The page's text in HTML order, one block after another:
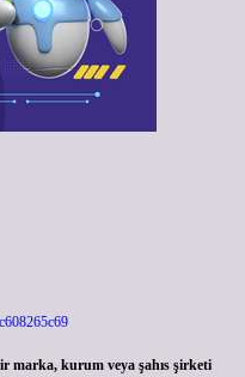
marka, kurum veya şahıs şirketi